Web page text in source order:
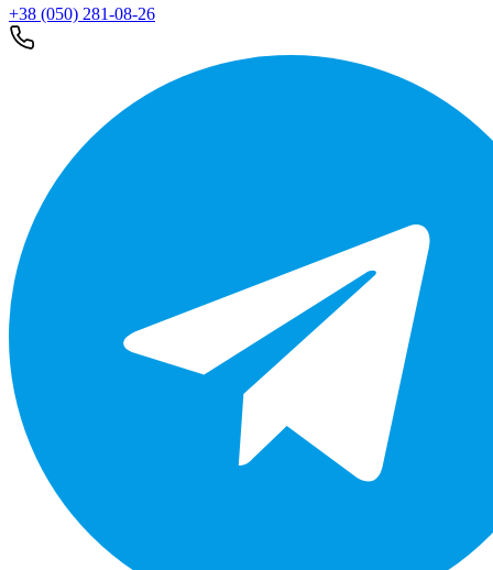
+38 (050) 281-08-26